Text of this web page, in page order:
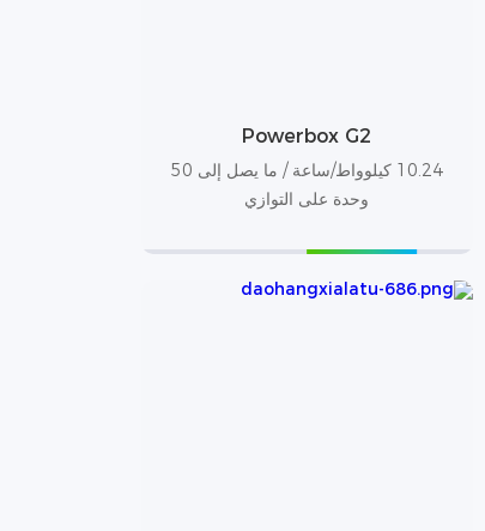
Powerbox G2
10.24 كيلوواط/ساعة / ما يصل إلى 50
وحدة على التوازي